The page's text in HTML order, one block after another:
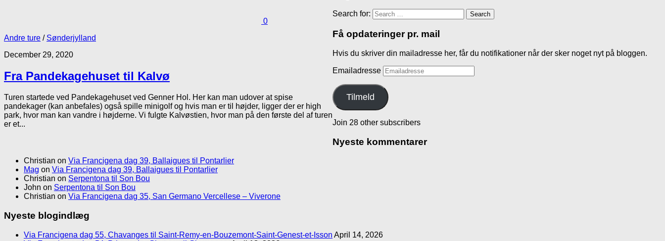
0
Andre ture / Sønderjylland
December 29, 2020
Fra Pandekagehuset til Kalvø
Turen startede ved Pandekagehuset ved Genner Hol. Her kan man udover at spise
pandekager (kan anbefales) også spille minigolf og hvis man er til højder, ligger der er high
park, hvor man kan vandre i højderne. Vi fulgte Kalvøstien, hvor man på den første del af turen
er et...
Search for:
Få opdateringer pr. mail
Hvis du skriver din mailadresse her, får du notifikationer når der sker noget nyt på bloggen.
Emailadresse
Tilmeld
Join 28 other subscribers
Nyeste kommentarer
Christian on Via Francigena dag 39, Ballaigues til Pontarlier
Mag on Via Francigena dag 39, Ballaigues til Pontarlier
Christian on Serpentona til Son Bou
John on Serpentona til Son Bou
Christian on Via Francigena dag 35, San Germano Vercellese – Viverone
Nyeste blogindlæg
Via Francigena dag 55, Chavanges til Saint-Remy-en-Bouzemont-Saint-Genest-et-Isson April 14, 2026